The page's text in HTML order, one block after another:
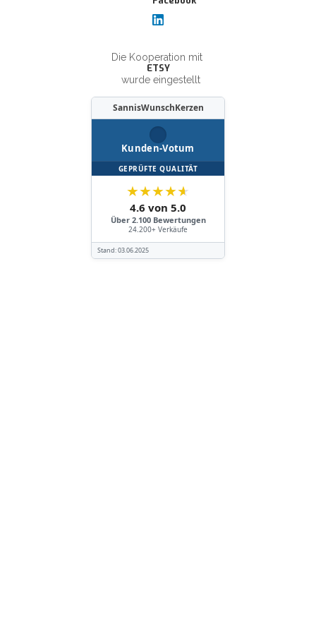
Die Kooperation mit
ETSY
wurde eingestellt
SannisWunschKerzen
Kunden-Votum
GEPRÜFTE QUALITÄT
★★★★★
4.6 von 5.0
Über 2.100 Bewertungen
24.200+ Verkäufe
Stand:03.06.2025